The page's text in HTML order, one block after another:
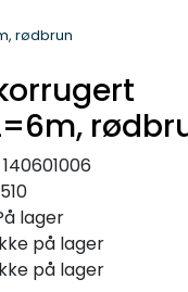
rødbrun
140601006
lager
på lager
på lager